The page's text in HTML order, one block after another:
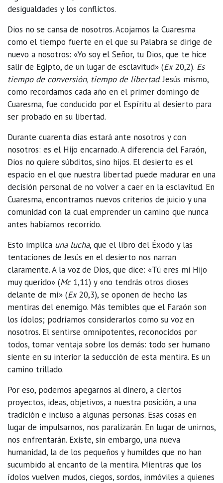
desigualdades y los conflictos.
Dios no se cansa de nosotros. Acojamos la Cuaresma
como el tiempo fuerte en el que su Palabra se dirige de
nuevo a nosotros: «Yo soy el Señor, tu Dios, que te hice
salir de Egipto, de un lugar de esclavitud» (Ex20,2). Es
tiempo de conversión, tiempo de libertad. Jesús mismo,
como recordamos cada año en el primer domingo de
Cuaresma, fue conducido por el Espíritu al desierto para
ser probado en su libertad.
Durante cuarenta días estará ante nosotros y con
nosotros: es el Hijo encarnado. A diferencia del Faraón,
Dios no quiere súbditos, sino hijos. El desierto es el
espacio en el que nuestra libertad puede madurar en una
decisión personal de no volver a caer en la esclavitud. En
Cuaresma, encontramos nuevos criterios de juicio y una
comunidad con la cual emprender un camino que nunca
antes habíamos recorrido.
Esto implica una lucha, que el libro del Éxodo y las
tentaciones de Jesús en el desierto nos narran
claramente. A la voz de Dios, que dice: «Tú eres mi Hijo
muy querido» (Mc1,11) y «no tendrás otros dioses
delante de mí» (Ex20,3), se oponen de hecho las
mentiras del enemigo. Más temibles que el Faraón son
los ídolos; podríamos considerarlos como su voz en
nosotros. El sentirse omnipotentes, reconocidos por
todos, tomar ventaja sobre los demás: todo ser humano
siente en su interior la seducción de esta mentira. Es un
camino trillado.
Por eso, podemos apegarnos al dinero, a ciertos
proyectos, ideas, objetivos, a nuestra posición, a una
tradición e incluso a algunas personas. Esas cosas en
lugar de impulsarnos, nos paralizarán. En lugar de unirnos,
nos enfrentarán. Existe, sin embargo, una nueva
humanidad, la de los pequeños y humildes que no han
sucumbido al encanto de la mentira. Mientras que los
ídolos vuelven mudos, ciegos, sordos, inmóviles a quienes